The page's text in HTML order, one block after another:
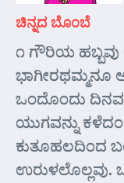
ಚಿನ್ನದ ಬೊಂಬೆ
೧ ಗೌರಿಯ ಹಬ್ಬವು
ಒಂದೊಂದು
ಯುಗವನ್ನು
ಕುತೂಹಲದಿಂದ
ಉರುಳಲೊಲ್ಲವು.